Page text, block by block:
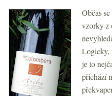
Občas
vzorky z
Logicky,
je to
přichází